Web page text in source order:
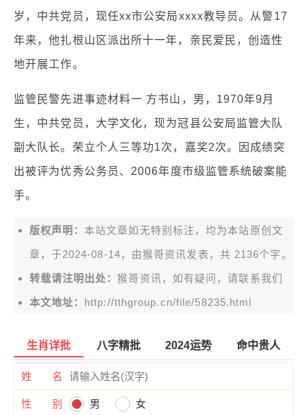
岁，中共党员，现任xx市公安局xxxx教导员。从警17
年来，他扎根山区派出所十一年，亲民爱民，创造性
地开展工作。
监管民警先进事迹材料一 方书山，男，1970年9月
生，中共党员，大学文化，现为冠县公安局监管大队
副大队长。荣立个人三等功1次，嘉奖2次。因成绩突
出被评为优秀公务员、2006年度市级监管系统破案能
手。
版权声明： 本站文章如无特别标注，均为本站原创文
章，于2024-08-14，由猴哥资讯 发表，共 2136个字。
转载请注明出处：猴哥资讯，如有疑问，请联系我们
本文地址： http://tthgroup.cn/file/58235.html
生肖详批 八字精批 2024运势 命中贵人
姓 名
性 别 男 女